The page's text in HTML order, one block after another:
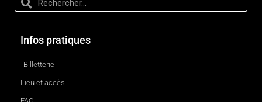
Infos pratiques
Billetterie
Lieu et accès